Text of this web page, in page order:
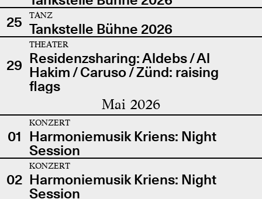
25
TANZ
Tankstelle Bühne 2026
29
THEATER
Residenzsharing: Aldebs / Al
Hakim / Caruso / Zünd: raising
flags
Mai 2026
01
KONZERT
Harmoniemusik Kriens: Night
Session
02
KONZERT
Harmoniemusik Kriens: Night
Session